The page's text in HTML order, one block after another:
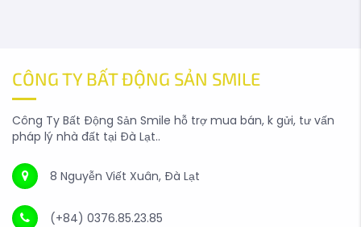
CÔNG TY BẤT ĐỘNG SẢN SMILE
Công Ty Bất Động Sản Smile hỗ trợ mua bán, k gửi, tư vấn
pháp lý nhà đất tại Đà Lạt..
8 Nguyễn Viết Xuân, Đà Lạt
(+84) 0376.85.23.85